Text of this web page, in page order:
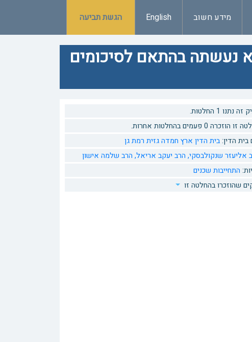
מידע חשוב English הגשת תביעה
נעשתה בהתאם לסיכומים
נתנו 1 החלטות.
הוזכרה 0 פעמים בהחלטות אחרות.
בית הדין:בית הדין ארץ חמדה גזית רמת גן
אליעזר שנקולבסקי, הרב יעקב אריאל, הרב שלמה אישון
התחייבות שכנים
שהוזכרו בהחלטה זו